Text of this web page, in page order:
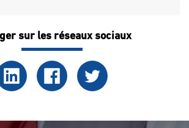
sur les réseaux sociaux